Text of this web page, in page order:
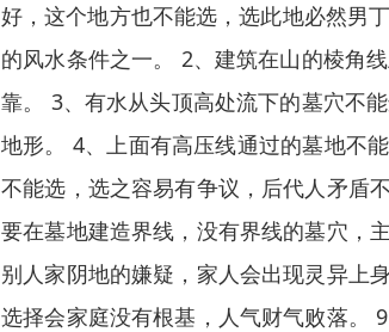
好，这个地方也不能选，选此地必然男
的风水条件之一。 2、建筑在山的棱角
靠。 3、有水从头顶高处流下的墓穴不
地形。 4、上面有高压线通过的墓地不
不能选，选之容易有争议，后代人矛盾
要在墓地建造界线，没有界线的墓穴，
别人家阴地的嫌疑，家人会出现灵异上
选择会家庭没有根基，人气财气败落。